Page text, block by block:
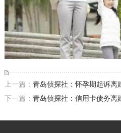
上一篇： 青岛侦探社：怀孕期起诉离
下一篇： 青岛侦探社：信用卡债务离